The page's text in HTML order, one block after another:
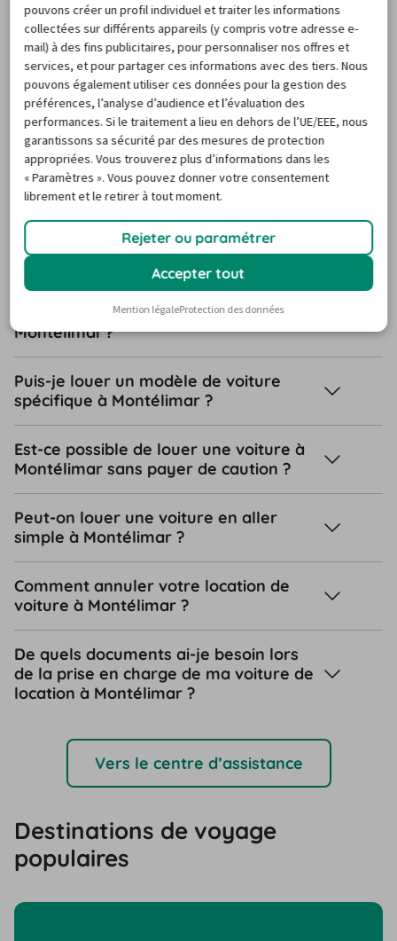
FAQ
Questions fréquentes sur la
location de voiture à Montélimar
Ai-je besoin d’une carte de crédit pour
réserver une voiture de location à
Quelles sont les options les plus
sélectionnées par les voyageurs à
Montélimar ?
Puis-je louer un modèle de voiture
spécifique à Montélimar ?
Est-ce possible de louer une voiture à
Montélimar sans payer de caution ?
Peut-on louer une voiture en aller
simple à Montélimar ?
Comment annuler votre location de
voiture à Montélimar ?
De quels documents ai-je besoin lors
de la prise en charge de ma voiture de
location à Montélimar ?
Vers le centre d’assistance
Destinations de voyage
populaires
pouvons créer un profil individuel et traiter les informations
collectées sur différents appareils (y compris votre adresse e-
mail) à des fins publicitaires, pour personnaliser nos offres et
services, et pour partager ces informations avec des tiers. Nous
pouvons également utiliser ces données pour la gestion des
préférences, l’analyse d’audience et l’évaluation des
performances. Si le traitement a lieu en dehors de l’UE/EEE, nous
garantissons sa sécurité par des mesures de protection
appropriées. Vous trouverez plus d’informations dans les
« Paramètres ». Vous pouvez donner votre consentement
librement et le retirer à tout moment.
Rejeter ou paramétrer
Accepter tout
Mention légaleProtection des données